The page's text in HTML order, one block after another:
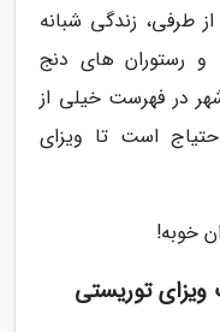
طرفی، زندگی شبانه
و رستوران های دنج
در فهرست خیلی از
است تا ویزای
خوبه!
ویزای توریستی